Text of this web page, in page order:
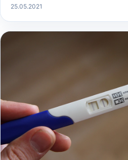
25.05.2021